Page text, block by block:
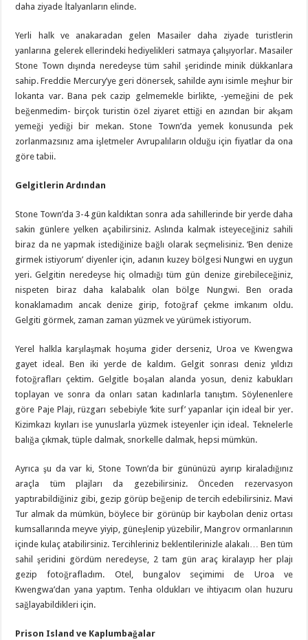
daha ziyade İtalyanların elinde.
Yerli halk ve anakaradan gelen Masailer daha ziyade turistlerin
yanlarına gelerek ellerindeki hediyelikleri satmaya çalışıyorlar. Masailer
Stone Town dışında neredeyse tüm sahil şeridinde minik dükkanlara
sahip. Freddie Mercury’ye geri dönersek, sahilde aynı isimle meşhur bir
lokanta var. Bana pek cazip gelmemekle birlikte, -yemeğini de pek
beğenmedim- birçok turistin özel ziyaret ettiği en azından bir akşam
yemeği yediği bir mekan. Stone Town’da yemek konusunda pek
zorlanmazsınız ama işletmeler Avrupalıların olduğu için fiyatlar da ona
göre tabii.
Gelgitlerin Ardından
Stone Town’da 3-4 gün kaldıktan sonra ada sahillerinde bir yerde daha
sakin günlere yelken açabilirsiniz. Aslında kalmak isteyeceğiniz sahili
biraz da ne yapmak istediğinize bağlı olarak seçmelisiniz. ‘Ben denize
girmek istiyorum’ diyenler için, adanın kuzey bölgesi Nungwi en uygun
yeri. Gelgitin neredeyse hiç olmadığı tüm gün denize girebileceğiniz,
nispeten biraz daha kalabalık olan bölge Nungwi. Ben orada
konaklamadım ancak denize girip, fotoğraf çekme imkanım oldu.
Gelgiti görmek, zaman zaman yüzmek ve yürümek istiyorum.
Yerel halkla karşılaşmak hoşuma gider derseniz, Uroa ve Kwengwa
gayet ideal. Ben iki yerde de kaldım. Gelgit sonrası deniz yıldızı
fotoğrafları çektim. Gelgitle boşalan alanda yosun, deniz kabukları
toplayan ve sonra da onları satan kadınlarla tanıştım. Söylenenlere
göre Paje Plajı, rüzgarı sebebiyle ‘kite surf’ yapanlar için ideal bir yer.
Kizimkazı kıyıları ise yunuslarla yüzmek isteyenler için ideal. Teknelerle
balığa çıkmak, tüple dalmak, snorkelle dalmak, hepsi mümkün.
Ayrıca şu da var ki, Stone Town’da bir gününüzü ayırıp kiraladığınız
araçla tüm plajları da gezebilirsiniz. Önceden rezervasyon
yaptırabildiğiniz gibi, gezip görüp beğenip de tercih edebilirsiniz. Mavi
Tur almak da mümkün, böylece bir görünüp bir kaybolan deniz ortası
kumsallarında meyve yiyip, güneşlenip yüzebilir, Mangrov ormanlarının
içinde kulaç atabilirsiniz. Tercihleriniz beklentilerinizle alakalı… Ben tüm
sahil şeridini gördüm neredeyse, 2 tam gün araç kiralayıp her plajı
gezip fotoğrafladım. Otel, bungalov seçimimi de Uroa ve
Kwengwa’dan yana yaptım. Tenha oldukları ve ihtiyacım olan huzuru
sağlayabildikleri için.
Prison Island ve Kaplumbağalar